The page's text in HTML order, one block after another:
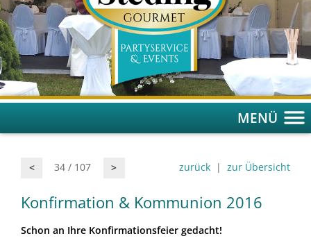
MENÜ
< 34 / 107 > zurück | zur Übersicht
Konfirmation & Kommunion 2016
Schon an Ihre Konfirmationsfeier gedacht!